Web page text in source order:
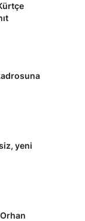
yeni